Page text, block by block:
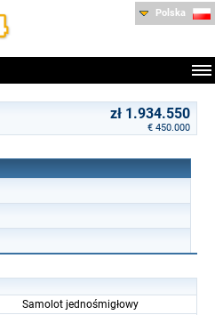
Polska
zł 1.934.550
€ 450.000
Samolot jednośmigłowy